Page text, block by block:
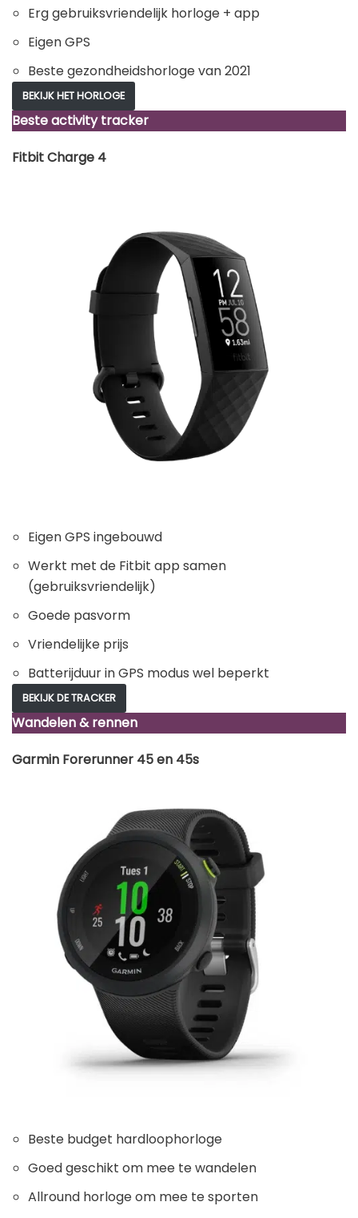
Erg gebruiksvriendelijk horloge + app
Eigen GPS
Beste gezondheidshorloge van 2021
BEKIJK HET HORLOGE
Beste activity tracker
Fitbit Charge 4
Eigen GPS ingebouwd
Werkt met de Fitbit app samen
(gebruiksvriendelijk)
Goede pasvorm
Vriendelijke prijs
Batterijduur in GPS modus wel beperkt
BEKIJK DE TRACKER
Wandelen & rennen
Garmin Forerunner 45 en 45s
Beste budget hardloophorloge
Goed geschikt om mee te wandelen
Allround horloge om mee te sporten